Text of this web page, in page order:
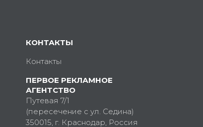
КОНТАКТЫ
Контакты
ПЕРВОЕ РЕКЛАМНОЕ
АГЕНТСТВО
Путевая 7/1
(пересечение с ул. Седина)
350015, г. Краснодар, Россия